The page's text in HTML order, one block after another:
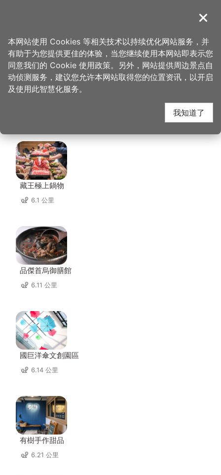
導覽
首页 > 想去的地方 > 住宿 > 艾尔芙公园行旅
艾尔芙公园行旅 周边店
家
藏王極上鍋物
6.1 公里
品傑首烏御膳館
6.11 公里
國巨洋傘文創園區
6.14 公里
有樹手作甜品
6.21 公里
关闭
本网站使用 Cookies 等相关技术以持续优化网站服务，并
有助于为您提供更佳的体验，当您继续使用本网站即表示您
同意我们的 Cookie 使用政策。另外，网站提供周边景点自
动侦测服务，建议您允许本网站取得您的位置资讯，以开启
及使用此智慧化服务。
我知道了